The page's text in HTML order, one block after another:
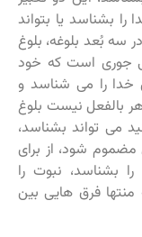
بشناسد یا بتواند
سه بُعد بلوغه، بلوغ
جوری است که خود
را می شناسد و
بالفعل نیست بلوغ
می تواند بشناسد،
مضموم شود، از برای
بشناسد، نبوت را
فرق هایی بین